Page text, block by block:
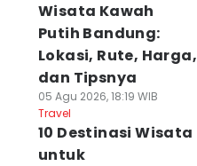
Wisata Kawah
Putih Bandung:
Lokasi, Rute, Harga,
dan Tipsnya
05 Agu 2026, 18:19 WIB
Travel
10 Destinasi Wisata
untuk